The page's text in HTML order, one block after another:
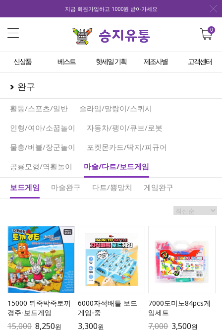
지금 회원가입하고 1000원 받아가세요
0
신상품 베스트 핫세일 기획 제조사별 고객센터
완구
활동/스포츠/일반
슬라임/말랑이/스퀴시
인형/여아/소꿉놀이
자동차/팽이/큐브/로봇
물총/버블/장군놀이
포켓몬카드/딱지/피규어
공룡모형/역활놀이
마술/다트/보드게임
보드게임 마술완구 다트/뿅망치 게임완구
15000 뒤죽박죽토끼
경주-보드게임
15,000 8,250원
6000자석배틀 보드
게임-중
3,300원
7000도미노84pcs게
임세트
7,000 3,500원